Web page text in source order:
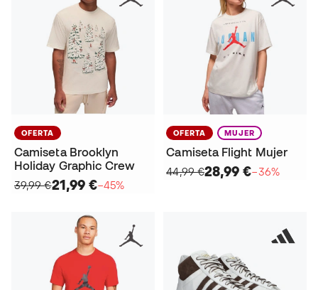
OFERTA
Camiseta Brooklyn
Holiday Graphic Crew
39,99 €21,99 €−45%
OFERTA MUJER
Camiseta Flight Mujer
44,99 €28,99 €−36%